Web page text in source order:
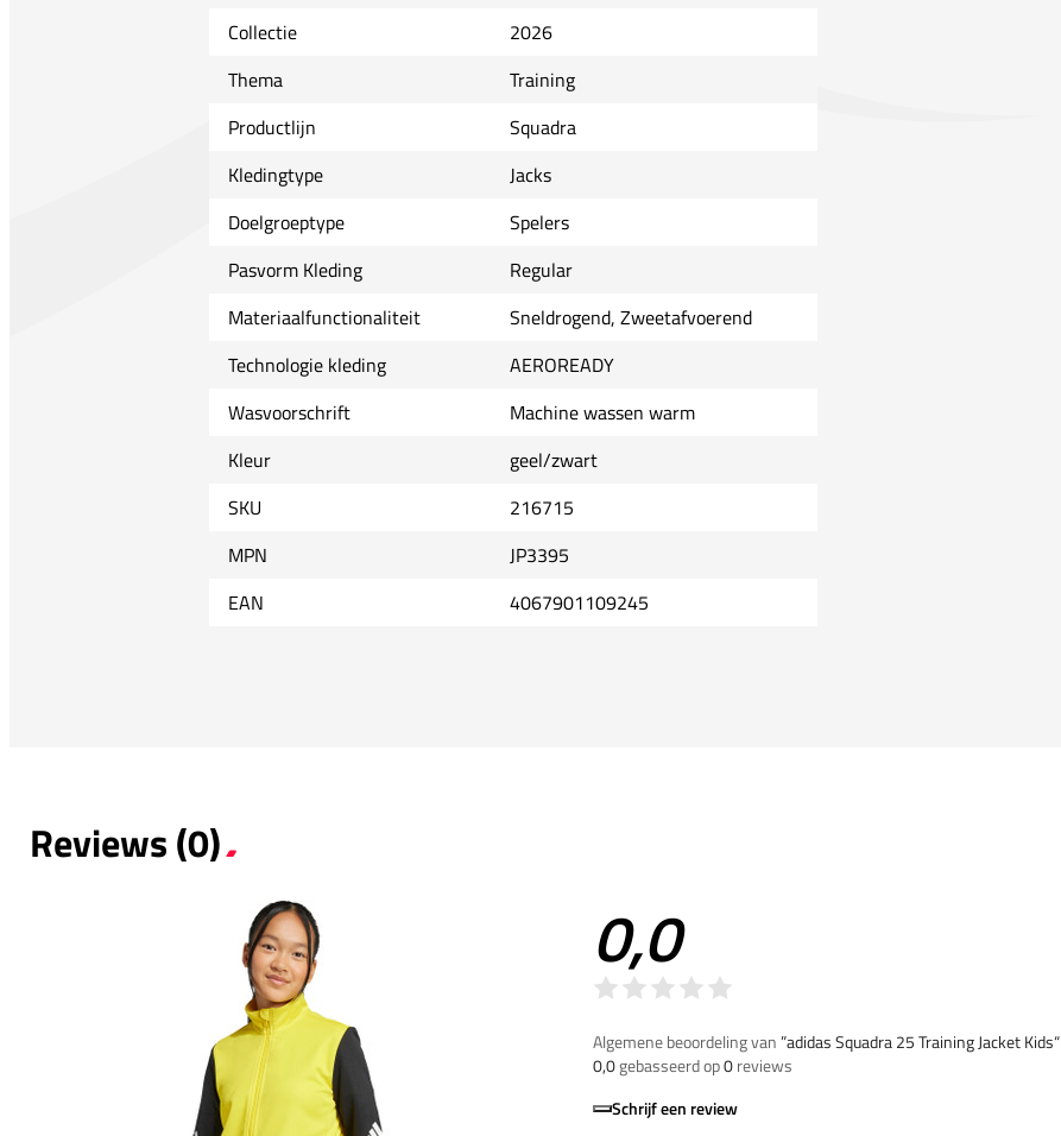
Collectie
2026
Thema
Training
Productlijn
Squadra
Kledingtype
Jacks
Doelgroeptype
Spelers
Pasvorm Kleding
Regular
Materiaalfunctionaliteit
Sneldrogend, Zweetafvoerend
Technologie kleding
AEROREADY
Wasvoorschrift
Machine wassen warm
Kleur
geel/zwart
SKU
216715
MPN
JP3395
EAN
4067901109245
Reviews (0)
0,0
Algemene beoordeling van”adidas Squadra 25 Training Jacket Kids“
0,0gebasseerd op0reviews
Schrijf een review